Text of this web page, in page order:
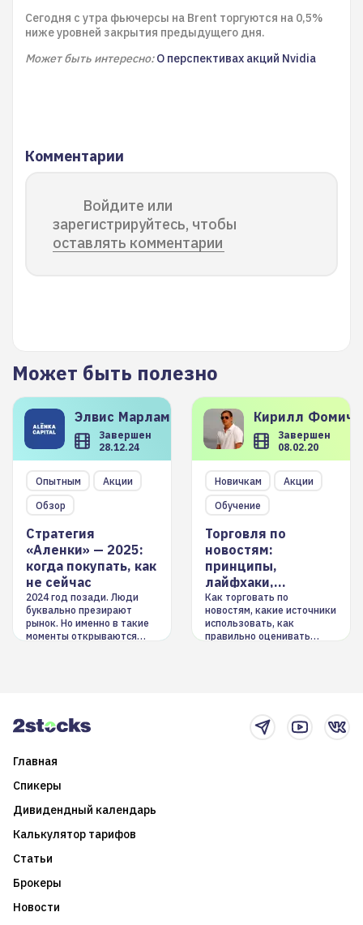
Сегодня с утра фьючерсы на Brent торгуются на 0,5%
ниже уровней закрытия предыдущего дня.
Может быть интересно:О перспективах акций Nvidia
Комментарии
Войдите или
зарегистрируйтесь, чтобы
оставлять комментарии
Может быть полезно
Элвис Марламов
Завершен
28.12.24
Опытным
Акции
Обзор
Стратегия
«Аленки» — 2025:
когда покупать, как
не сейчас
2024 год позади. Люди
буквально презирают
рынок. Но именно в такие
моменты открываются
Кирилл
Завершен
08.02.20
Новичкам
Акции
Обучение
Торговля по
новостям:
принципы,
лайфхаки,
инструменты
Как торговать по
новостям, какие источники
использовать, как
правильно оценивать
Главная
Спикеры
Дивидендный календарь
Калькулятор тарифов
Статьи
Брокеры
Новости